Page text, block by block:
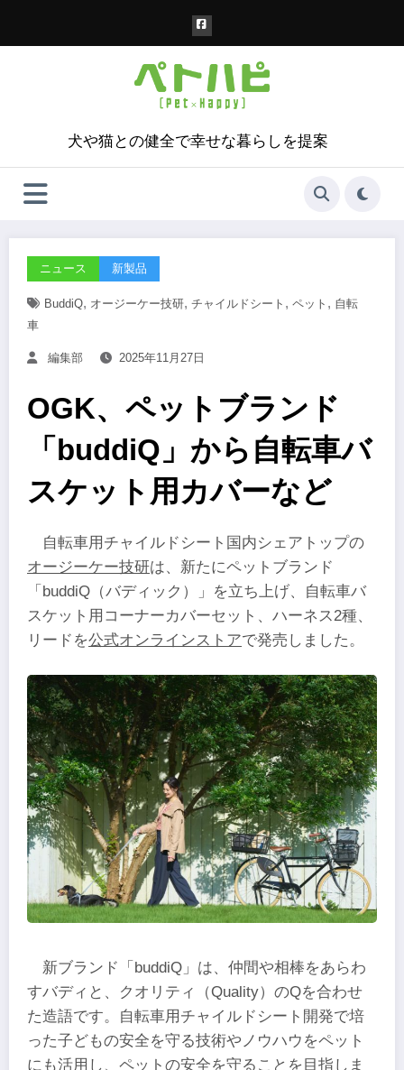
犬や猫との健全で幸せな暮らしを提案
ニュース 新製品
BuddiQ, オージーケー技研, チャイルドシート , ペット , 自転
車
編集部 2025年11月27日
OGK、ペットブランド
「buddiQ」から自転車バ
スケット用カバーなど
自転車用チャイルドシート国内シェアトップの
オージーケー技研は、新たにペットブランド
「buddiQ（バディック）」を立ち上げ、自転車バ
スケット用コーナーカバーセット、ハーネス2種、
リードを公式オンラインストアで発売しました。
新ブランド「buddiQ」は、仲間や相棒をあらわ
すバディと、クオリティ（Quality）のQを合わせ
た造語です。自転車用チャイルドシート開発で培
った子どもの安全を守る技術やノウハウをペット
にも活用し、ペットの安全を守ることを目指しま